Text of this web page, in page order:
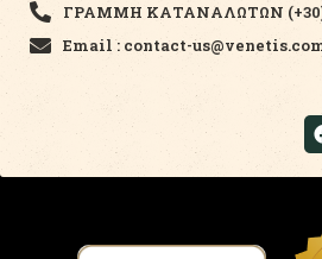
ΓΡΑΜΜΗ ΚΑΤΑΝΑΛΩΤΩΝ (+30)
Email : contact-